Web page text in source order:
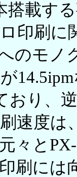
搭載す
印刷に
のモノ
おり、
速度は
々と
刷には